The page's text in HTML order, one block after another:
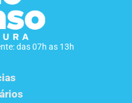
das 07h as 13h